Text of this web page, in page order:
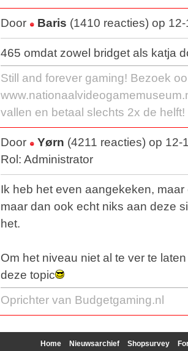
Door Baris (1410 reacties) op
465 omdat zowel bridget als katja
Still and forever gaming! Bezoek
vallen en betaal slechts 2x de helft!
Door Yørn (4211 reacties) op 12-
Rol: Administrator
Ik heb het even aangekeken,
maar dan ook echt niks aan deze
het.
Om het niveau niet al te ver te
deze topic
Oprichter van Budgetgaming.nl
Home Nieuwsarchief Shopsurvey